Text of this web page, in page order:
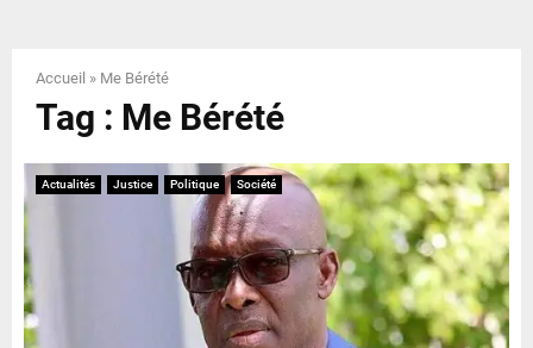
N
U
Accueil » Me Bérété
Tag : Me Bérété
Actualités Justice Politique Société